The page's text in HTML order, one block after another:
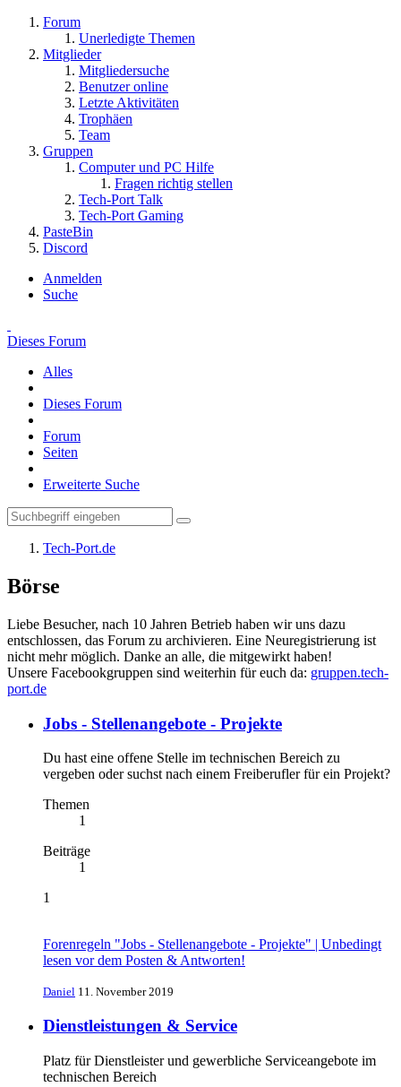
Forum
Unerledigte Themen
Mitglieder
Mitgliedersuche
Benutzer online
Letzte Aktivitäten
Trophäen
Team
Gruppen
Computer und PC Hilfe
Fragen richtig stellen
Tech-Port Talk
Tech-Port Gaming
PasteBin
Discord
Anmelden
Suche
Dieses Forum
Alles
Dieses Forum
Forum
Seiten
Erweiterte Suche
Tech-Port.de
Börse
Liebe Besucher, nach 10 Jahren Betrieb haben wir uns dazu
entschlossen, das Forum zu archivieren. Eine Neuregistrierung ist
nicht mehr möglich. Danke an alle, die mitgewirkt haben!
Unsere Facebookgruppen sind weiterhin für euch da: gruppen.tech-
port.de
Jobs - Stellenangebote - Projekte
Du hast eine offene Stelle im technischen Bereich zu
vergeben oder suchst nach einem Freiberufler für ein Projekt?
Themen
1
Beiträge
1
1
Forenregeln "Jobs - Stellenangebote - Projekte" | Unbedingt
lesen vor dem Posten & Antworten!
Daniel 11. November 2019
Dienstleistungen & Service
Platz für Dienstleister und gewerbliche Serviceangebote im
technischen Bereich